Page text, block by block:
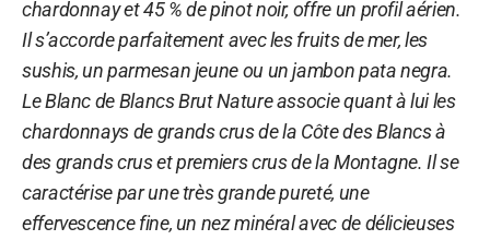
chardonnay et 45 % de pinot noir, offre un profil aérien.
Il s’accorde parfaitement avec les fruits de mer, les
sushis, un parmesan jeune ou un jambon pata negra.
Le Blanc de Blancs Brut Nature associe quant à lui les
chardonnays de grands crus de la Côte des Blancs à
des grands crus et premiers crus de la Montagne. Il se
caractérise par une très grande pureté, une
effervescence fine, un nez minéral avec de délicieuses